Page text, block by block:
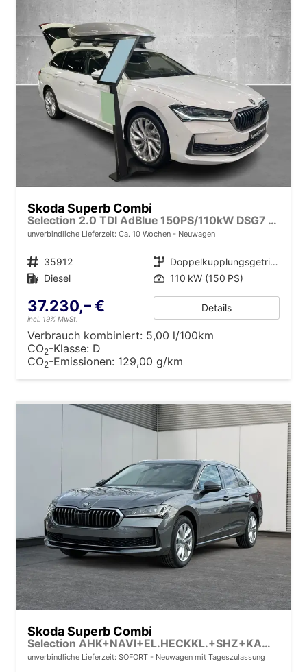
Skoda Superb Combi
Selection 2.0 TDI AdBlue 150PS/110kW DSG7 2026
unverbindliche Lieferzeit: Ca. 10 Wochen Neuwagen
Fahrzeugnr. 35912 Getriebe
Doppelkupplungsgetriebe (DSG)
Kraftstoff Diesel Leistung 110 kW (150 PS)
37.230,– €
incl. 19% MwSt.
Details
Verbrauch kombiniert: 5,00 l/100km
CO2-Klasse: D
CO2-Emissionen: 129,00 g/km
Skoda Superb Combi
Selection AHK+NAVI+EL.HECKKL.+SHZ+KAMERA+LED
unverbindliche Lieferzeit: SOFORT Neuwagen mit Tageszulassung